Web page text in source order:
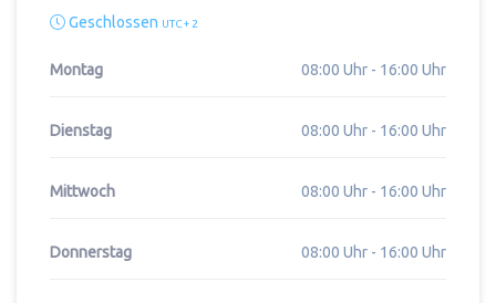
Geschlossen UTC + 2
Montag 08:00 Uhr - 16:00 Uhr
Dienstag 08:00 Uhr - 16:00 Uhr
Mittwoch 08:00 Uhr - 16:00 Uhr
Donnerstag 08:00 Uhr - 16:00 Uhr